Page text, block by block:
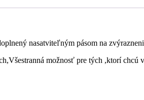
nasatviteľným pásom na
možnosť pre tých ,ktorí chcú